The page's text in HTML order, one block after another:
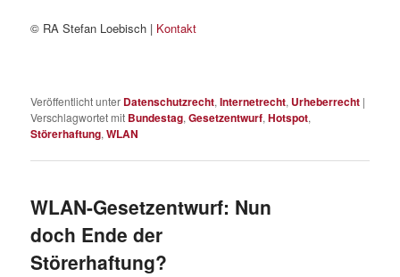
© RA Stefan Loebisch | Kontakt
Veröffentlicht unter Datenschutzrecht,Internetrecht, Urheberrecht |
Verschlagwortet mit Bundestag,Gesetzentwurf,Hotspot,
Störerhaftung,WLAN
WLAN-Gesetzentwurf: Nun
doch Ende der
Störerhaftung?